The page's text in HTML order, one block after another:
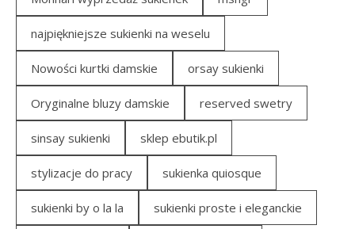
najpiękniejsze sukienki na weselu
Nowości kurtki damskie orsay sukienki
Oryginalne bluzy damskie reserved swetry
sinsay sukienki sklep ebutik.pl
stylizacje do pracy sukienka quiosque
sukienki by o la la sukienki proste i eleganckie